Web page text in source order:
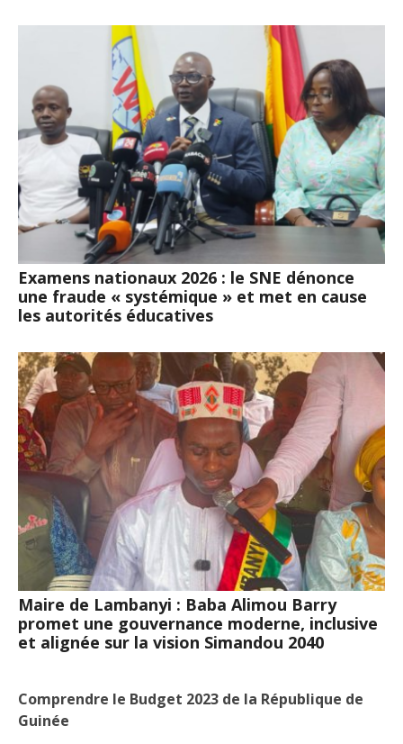
Examens nationaux 2026 : le SNE dénonce
une fraude « systémique » et met en cause
les autorités éducatives
Maire de Lambanyi : Baba Alimou Barry
promet une gouvernance moderne, inclusive
et alignée sur la vision Simandou 2040
Comprendre le Budget 2023 de la République de
Guinée